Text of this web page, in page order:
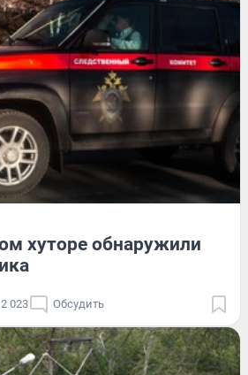
хуторе обнаружили
023 Обсудить